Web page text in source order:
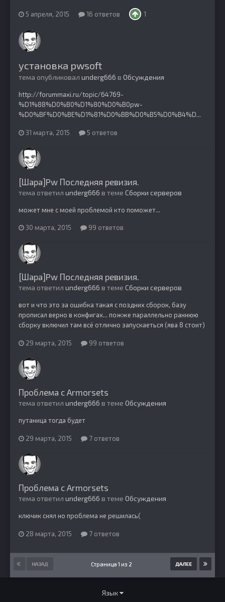
5 апреля, 2015 16 ответов 1
установка pwsoft
тема опубликовал underg666 в Обсуждения
http://forummaxi.ru/topic/64769-
%D1%88%D0%B0%D1%80%D0%B0pw-
%D0%BF%D0%BE%D1%81%D0%BB%D0%B5%D0%B4%D...
31 марта, 2015 5 ответов
[Шара]Pw Последняя ревизия.
тема ответил underg666 в теме Сборки серверов
может мне с моей проблемой кто поможет...
30 марта, 2015 99 ответов
[Шара]Pw Последняя ревизия.
тема ответил underg666 в теме Сборки серверов
вот и что это за ошибка такая с поздних сборок, базу
прописал верно в конфигах... пожже параллельно раннюю
сборку включил там всё отлично запускаеться (ява 8 стоит)
29 марта, 2015 99 ответов
Проблема с Armorsets
тема ответил underg666 в теме Обсуждения
путаница тогда будет
29 марта, 2015 7 ответов
Проблема с Armorsets
тема ответил underg666 в теме Обсуждения
ключик снял но проблема не решилась(
28 марта, 2015 7 ответов
НАЗАД ДАЛЕЕ
Страница 1 из 2
Язык